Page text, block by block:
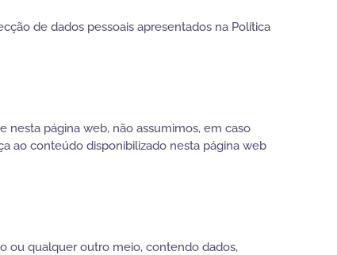
de dados pessoais apresentados na Política
nesta página web, não assumimos, em caso
ao conteúdo disponibilizado nesta página web
ou qualquer outro meio, contendo dados,